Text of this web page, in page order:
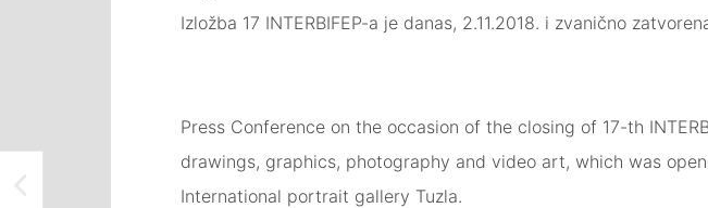
Izložba 17 INTERBIFEP-a je danas, 2.11.2018. i zvanično
Press Conference on the occasion of the closing of 17-th
drawings, graphics, photography and video art, which was
International portrait gallery Tuzla.